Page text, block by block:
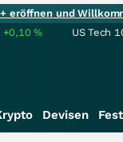
eröffnen und
+0,10% US Tech
Devisen